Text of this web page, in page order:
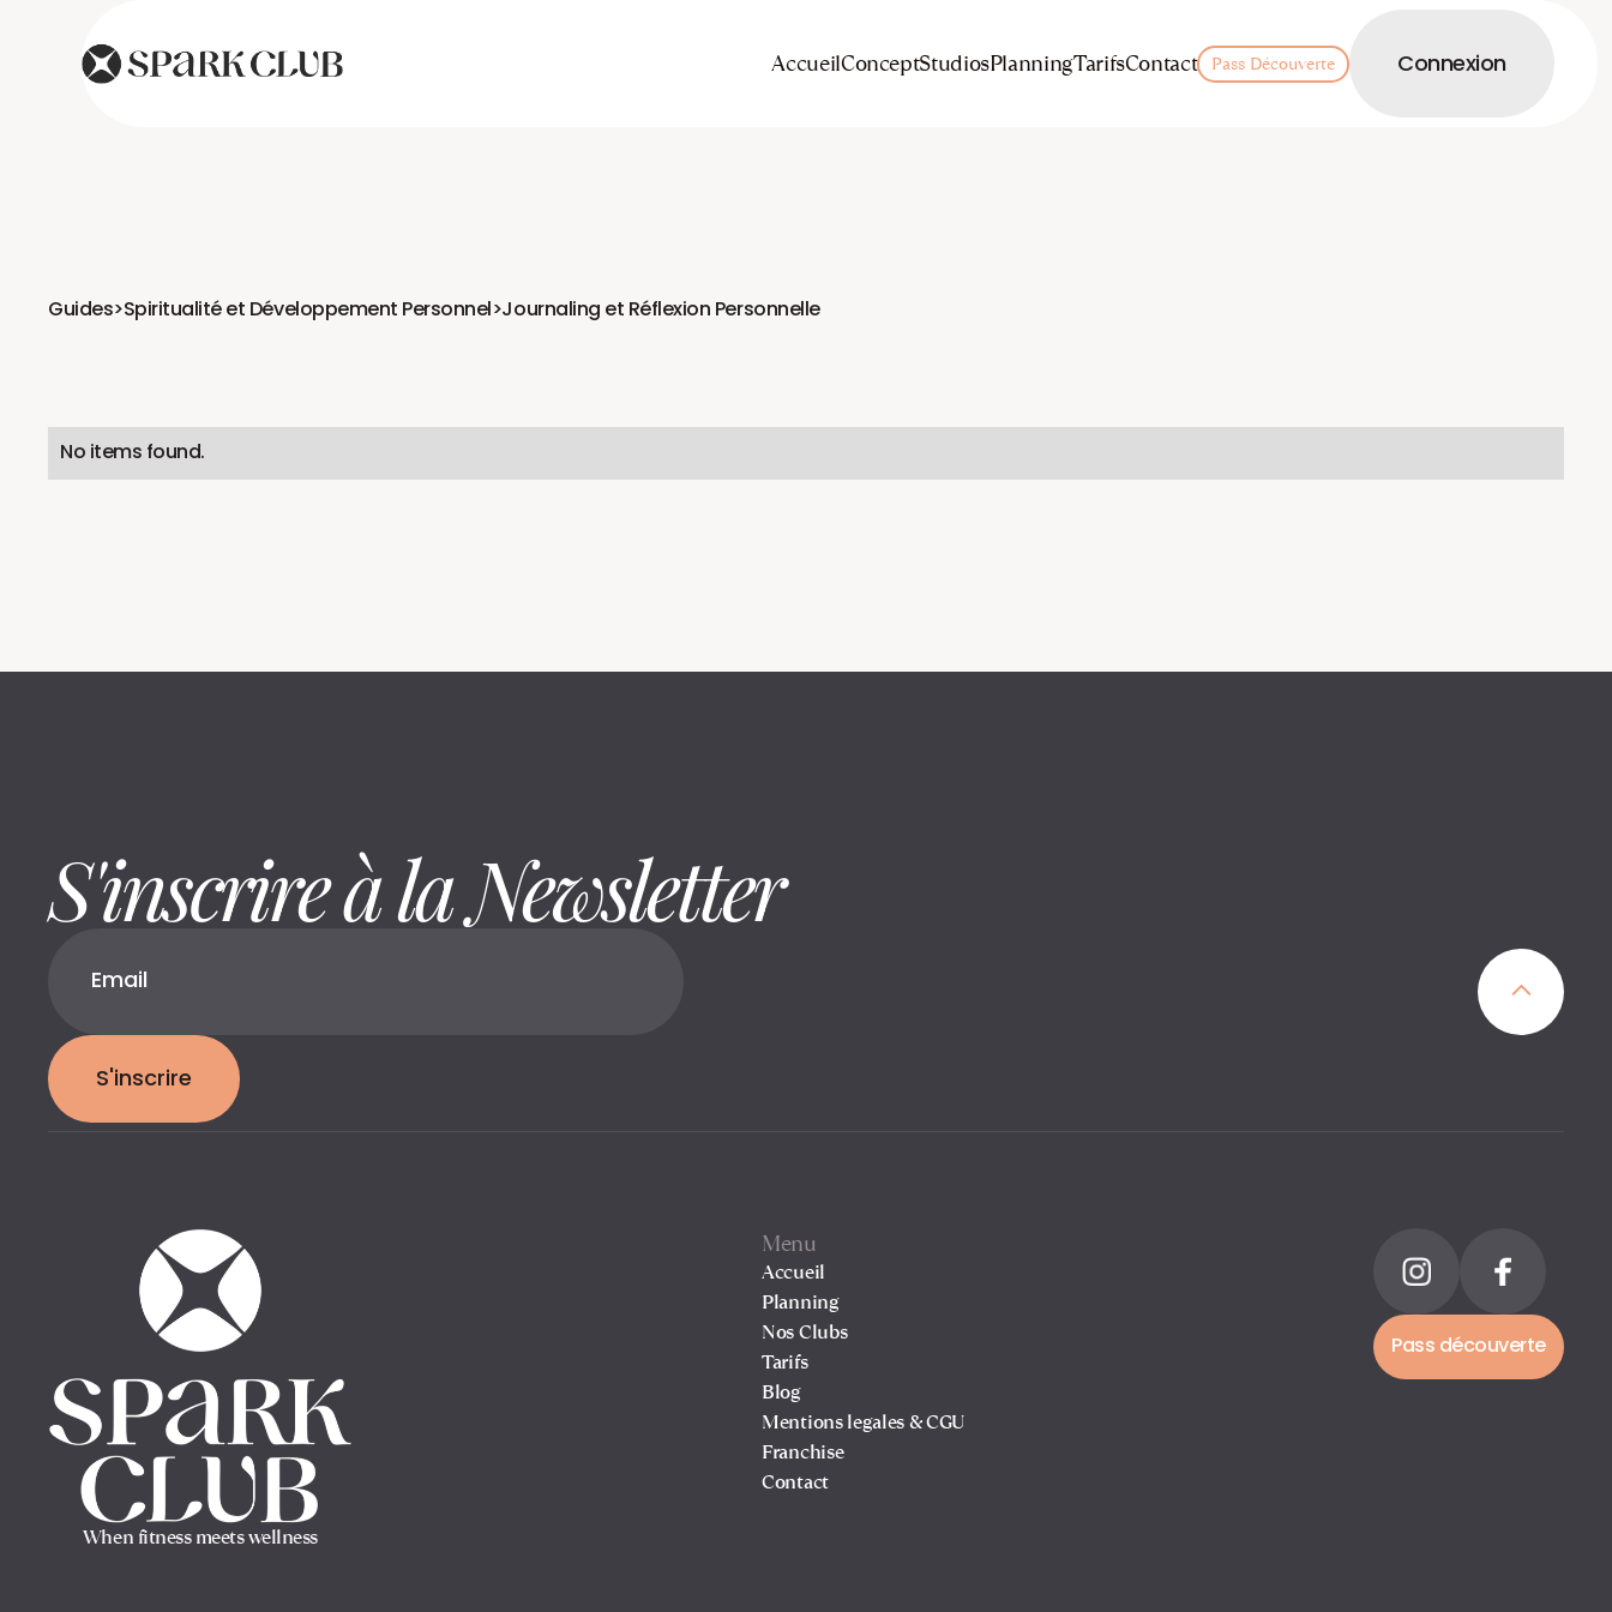
AccueilConceptStudiosPlanningTarifsContact Pass Découverte Connexion
Guides>Spiritualité et Développement Personnel>Journaling et Réflexion Personnelle
No items found.
S'inscrire à la Newsletter
S'inscrire
When fitness meets wellness
Menu
Accueil
Planning
Nos Clubs
Tarifs
Blog
Mentions legales & CGU
Franchise
Contact
Pass découverte